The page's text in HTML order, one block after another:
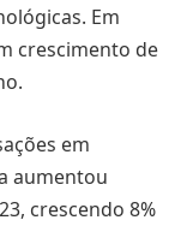
Em
crescimento de
em
aumentou
crescendo 8%